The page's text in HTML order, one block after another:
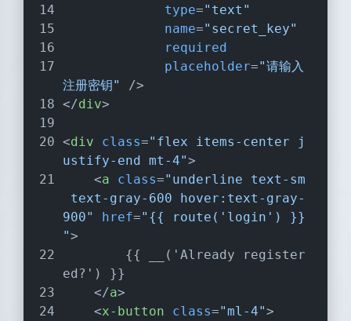
type="text"
name="secret_key"
required
placeholder="请输入
注册密钥"
/>
</div>
<div class="flex items-center j
ustify-end mt-4">
<a class="underline text-sm
text-gray-600 hover:text-gray-
900"
href="{{ route('login') }}
">
ed?') }}
</a>
<x-button class="ml-4">